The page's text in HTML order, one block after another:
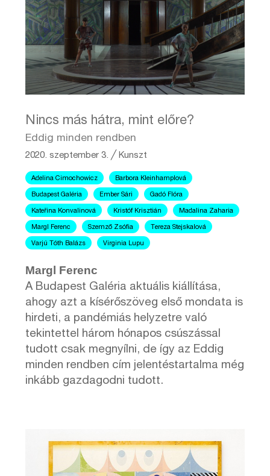
Nincs más hátra, mint előre?
Eddig minden rendben
2020. szeptember 3. ╱ Kunszt
Adelina Cimochowicz Barbora Kleinhamplová
Budapest Galéria Ember Sári Gadó Flóra
Kateřina Konvalinová Kristóf Krisztián Madalina Zaharia
Margl Ferenc Szemző Zsófia Tereza Stejskalová
Varjú Tóth Balázs Virginia Lupu
Margl Ferenc
A Budapest Galéria aktuális kiállítása,
ahogy azt a kísérőszöveg első mondata is
hirdeti, a pandémiás helyzetre való
tekintettel három hónapos csúszással
tudott csak megnyílni, de így az Eddig
minden rendben cím jelentéstartalma még
inkább gazdagodni tudott.